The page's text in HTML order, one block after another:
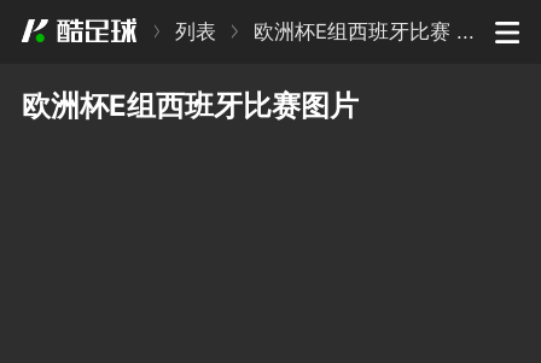
列表 欧洲杯E组西班牙比赛 ...
欧洲杯E组西班牙比赛图片
返回顶部
Copyright © 2009-2026 kuzq.com 酷足球
苏ICP备2024142526号